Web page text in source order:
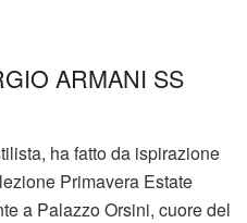
ARMANI SS
ha fatto da ispirazione
Primavera Estate
a Palazzo Orsini, cuore del